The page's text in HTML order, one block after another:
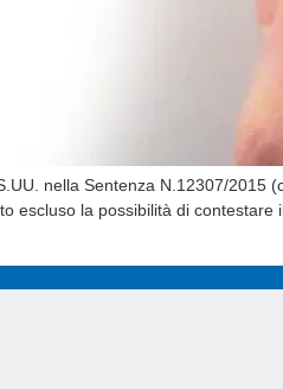
nella Sentenza N.12307/2015
escluso la possibilità di